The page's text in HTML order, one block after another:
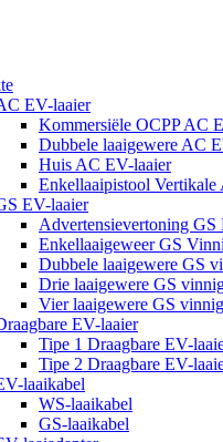
EV-laaier
Kommersiële OCPP AC
Dubbele laaigewere AC
Huis AC EV-laaier
Enkellaaipistool
EV-laaier
Advertensievertoning GS
Enkellaaigeweer GS
Dubbele laaigewere GS
Drie laaigewere GS
Vier laaigewere GS
EV-laaier
Tipe 1 Draagbare EV-
Tipe 2 Draagbare EV-
laaikabel
WS-laaikabel
GS-laaikabel